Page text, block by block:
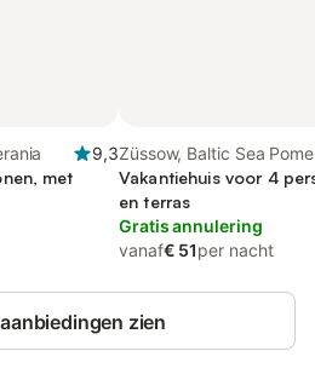
9,3
met
Züssow, Baltic Sea
Vakantiehuis voor 4
en terras
Gratis annulering
vanaf€ 51per nacht
zien